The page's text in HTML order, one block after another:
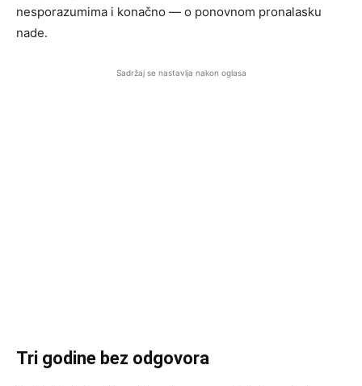
nesporazumima i konačno — o ponovnom pronalasku
nade.
Sadržaj se nastavlja nakon oglasa
Tri godine bez odgovora